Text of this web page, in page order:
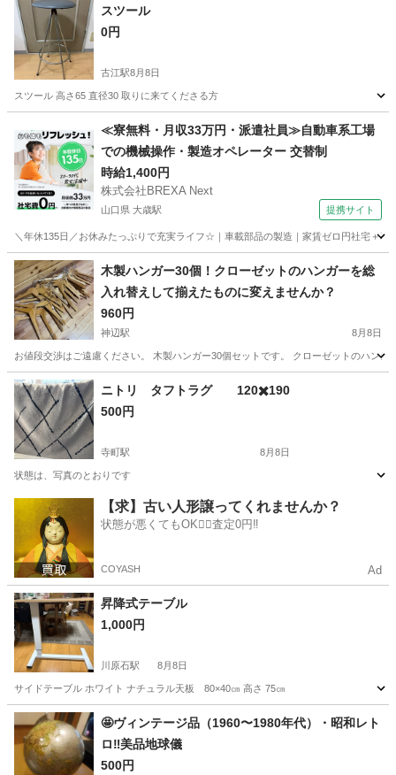
スツール
0円
古江駅8月8日
スツール 高さ65 直径30 取りに来てくださる方
古江駅 椅子
≪寮無料・月収33万円・派遣社員≫自動車系工場
での機械操作・製造オペレーター 交替制
時給1,400円
株式会社BREXA Next
山口県 大歳駅 提携サイト
＼年休135日／お休みたっぷりで充実ライフ☆｜車載部品の製造｜家賃ゼロ円社宅＋
山口 山口市 大歳駅 その他
木製ハンガー30個！クローゼットのハンガーを総
入れ替えして揃えたものに変えませんか？
960円
神辺駅 8月8日
お値段交渉はご遠慮ください。 木製ハンガー30個セットです。 クローゼットのハン
広島 福山市 神辺駅 その他
ニトリ タフトラグ 120✖️190
500円
寺町駅 8月8日
状態は、写真のとおりです
寺町駅 カーペット/マット/ラグ ニトリ
【求】古い人形譲ってくれませんか？
状態が悪くてもOK🙆‍♀️査定0円‼️
COYASH Ad
昇降式テーブル
1,000円
川原石駅 8月8日
サイドテーブル ホワイト ナチュラル天板 80×40㎝ 高さ 75㎝
広島 呉市 川原石駅 テーブル
🤩ヴィンテージ品（1960〜1980年代）・昭和レト
ロ‼️美品地球儀
500円